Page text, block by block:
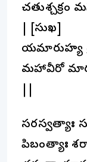
| [సుఖ]
యమారుహ్య
మహావీరో
సరస్వత్యాః
పిబంత్యాః